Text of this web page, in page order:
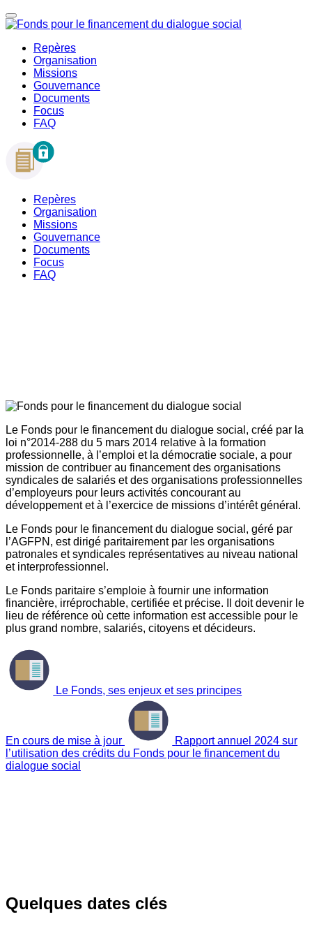
Repères
Organisation
Missions
Gouvernance
Documents
Focus
FAQ
Repères
Organisation
Missions
Gouvernance
Documents
Focus
FAQ
Le Fonds pour le financement du dialogue social, créé par la
loi n°2014-288 du 5 mars 2014 relative à la formation
professionnelle, à l’emploi et la démocratie sociale, a pour
mission de contribuer au financement des organisations
syndicales de salariés et des organisations professionnelles
d’employeurs pour leurs activités concourant au
développement et à l’exercice de missions d’intérêt général.
Le Fonds pour le financement du dialogue social, géré par
l’AGFPN, est dirigé paritairement par les organisations
patronales et syndicales représentatives au niveau national
et interprofessionnel.
Le Fonds paritaire s’emploie à fournir une information
financière, irréprochable, certifiée et précise. Il doit devenir le
lieu de référence où cette information est accessible pour le
plus grand nombre, salariés, citoyens et décideurs.
Le Fonds, ses enjeux et ses principes
En cours de mise à jour
Rapport annuel 2024 sur
l’utilisation des crédits du Fonds pour le financement du
dialogue social
Quelques dates clés